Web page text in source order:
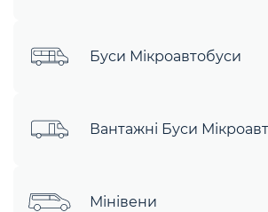
Буси Мікроавтобуси
Вантажні Буси
Мінівени